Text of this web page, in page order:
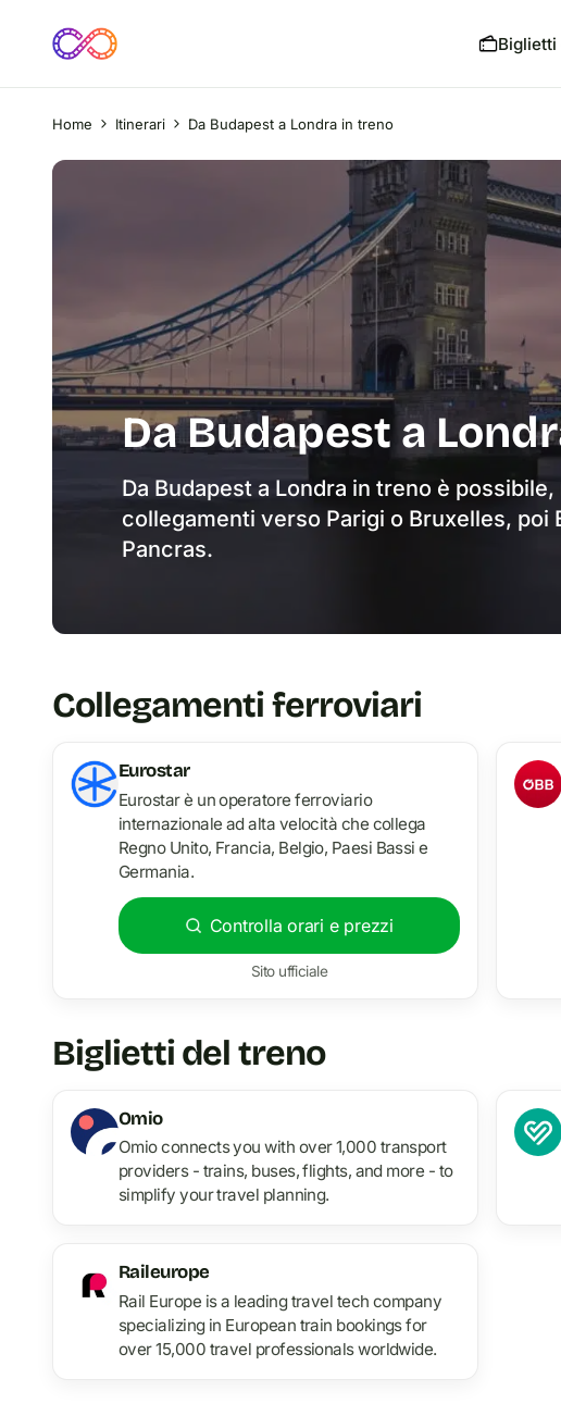
Biglietti
Home Itinerari Da Budapest a Londra in treno
Da Budapest a
Da Budapest a Londra in treno è
collegamenti verso Parigi o Bruxelles, poi
Pancras.
Collegamenti ferroviari
Eurostar
Eurostar è un operatore ferroviario
internazionale ad alta velocità che collega
Regno Unito, Francia, Belgio, Paesi Bassi e
Germania.
Controlla orari e prezzi
Sito ufficiale
Biglietti del treno
Omio
Omio connects you with over 1,000 transport
providers - trains, buses, flights, and more - to
simplify your travel planning.
Raileurope
Rail Europe is a leading travel tech company
specializing in European train bookings for
over 15,000 travel professionals worldwide.